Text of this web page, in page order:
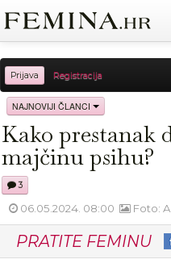
Prijava Registracija
Sreća
Moda Ljubav
NAJNOVIJI ČLANCI
Kako prestanak
majčinu psihu?
3
06.05.2024. 08:00 Foto:
PRATITE FEMINU